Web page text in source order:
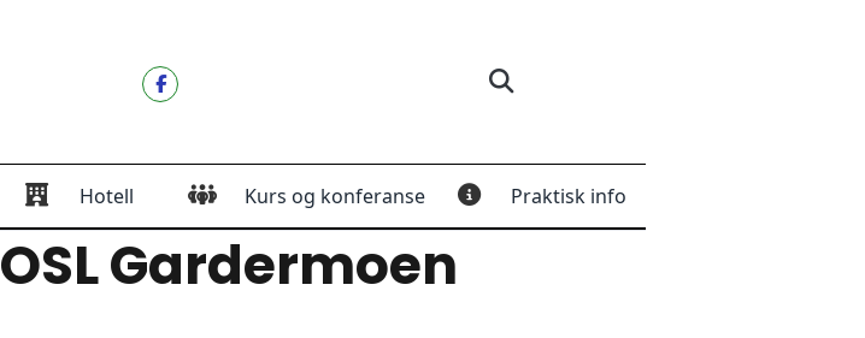
Hotell Kurs og konferanse Praktisk info
OSL Gardermoen